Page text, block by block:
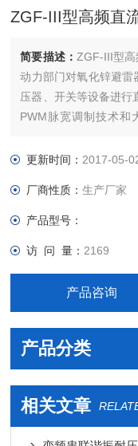
ZGF-III型高频直
简要描述： ZGF-III型
动力部门对氧化锌避
压器、开关等设备进行
PWM脉宽调制技术和
高品质、便携式并能承
更新时间： 2017-05-
厂商性质：生产厂家
产品型号：
访 问 量： 2169
产品咨询
产品分类
相关文章